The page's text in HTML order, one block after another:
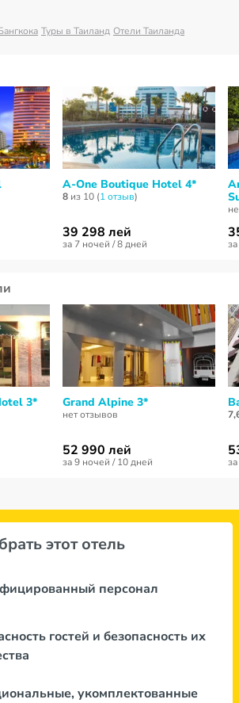
Туры в Таиланд Отели Таиланда
A-One Boutique Hotel 4*
8из 10 (1 отзыв)
39 298 лей
за 7 ночей / 8 дней
3* Grand Alpine 3*
нет отзывов
52 990 лей
за 9 ночей / 10 дней
этот отель
персонал
гостей и безопасность их
укомплектованные